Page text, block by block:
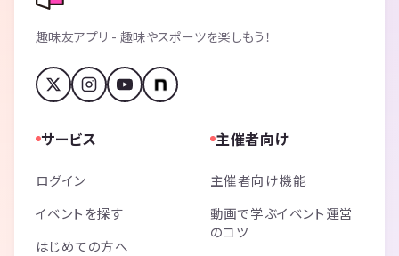
趣味友アプリ - 趣味やスポーツを楽しもう！
サービス
ログイン
イベントを探す
はじめての方へ
主催者向け
主催者向け機能
動画で学ぶイベント運営
のコツ